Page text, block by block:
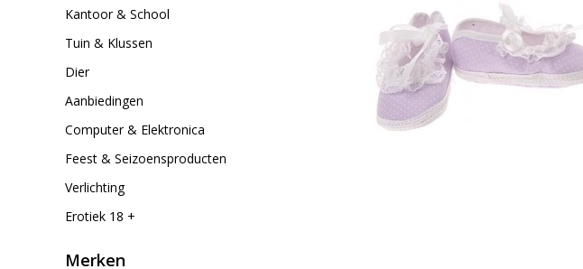
Kantoor & School
Tuin & Klussen
Dier
Aanbiedingen
Computer & Elektronica
Feest & Seizoensproducten
Verlichting
Erotiek 18 +
Merken